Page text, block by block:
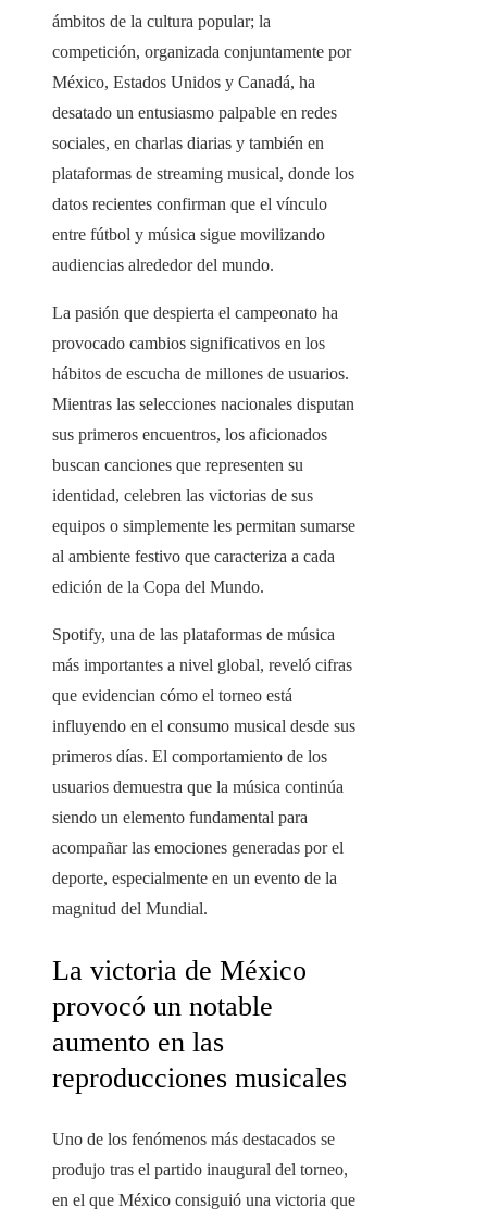
ámbitos de la cultura popular; la
competición, organizada conjuntamente por
México, Estados Unidos y Canadá, ha
desatado un entusiasmo palpable en redes
sociales, en charlas diarias y también en
plataformas de streaming musical, donde los
datos recientes confirman que el vínculo
entre fútbol y música sigue movilizando
audiencias alrededor del mundo.
La pasión que despierta el campeonato ha
provocado cambios significativos en los
hábitos de escucha de millones de usuarios.
Mientras las selecciones nacionales disputan
sus primeros encuentros, los aficionados
buscan canciones que representen su
identidad, celebren las victorias de sus
equipos o simplemente les permitan sumarse
al ambiente festivo que caracteriza a cada
edición de la Copa del Mundo.
Spotify, una de las plataformas de música
más importantes a nivel global, reveló cifras
que evidencian cómo el torneo está
influyendo en el consumo musical desde sus
primeros días. El comportamiento de los
usuarios demuestra que la música continúa
siendo un elemento fundamental para
acompañar las emociones generadas por el
deporte, especialmente en un evento de la
magnitud del Mundial.
La victoria de México
provocó un notable
aumento en las
reproducciones musicales
Uno de los fenómenos más destacados se
produjo tras el partido inaugural del torneo,
en el que México consiguió una victoria que